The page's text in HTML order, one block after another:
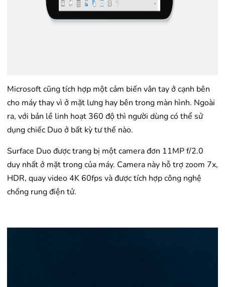
Microsoft cũng tích hợp một cảm biến vân tay ở cạnh bên
cho máy thay vì ở mặt lưng hay bên trong màn hình. Ngoài
ra, với bản lề linh hoạt 360 độ thì người dùng có thể sử
dụng chiếc Duo ở bất kỳ tư thế nào.
Surface Duo được trang bị một camera đơn 11MP f/2.0
duy nhất ở mặt trong của máy. Camera này hỗ trợ zoom 7x,
HDR, quay video 4K 60fps và được tích hợp công nghệ
chống rung điện tử.